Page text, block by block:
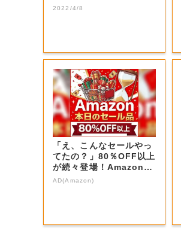
2022/4/8
「え、こんなセールやっ
てたの？」80％OFF以上
が続々登場！Amazonの
本気が...
AD(Amazon)